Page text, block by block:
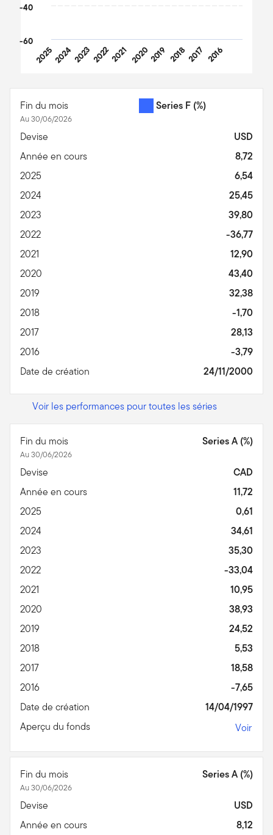
20252024202320222021 20202019 20182017 2016
-60
-40
Fin du mois
Au 30/06/2026
Series F (%)
Devise
USD
Année en cours
8,72
2025
6,54
2024
25,45
2023
39,80
2022
-36,77
2021
12,90
2020
43,40
2019
32,38
2018
-1,70
2017
28,13
2016
-3,79
Date de création
24/11/2000
Voir les performances pour toutes les séries
Fin du mois
Au 30/06/2026
Series A (%)
Devise
CAD
Année en cours
11,72
2025
0,61
2024
34,61
2023
35,30
2022
-33,04
2021
10,95
2020
38,93
2019
24,52
2018
5,53
2017
18,58
2016
-7,65
Date de création
14/04/1997
Aperçu du fonds
Voir
Fin du mois
Au 30/06/2026
Series A (%)
Devise
USD
Année en cours
8,12